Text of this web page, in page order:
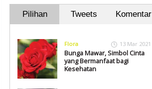
Pilihan Tweets Komentar
Flora 13 Mar 2021
Bunga Mawar, Simbol Cinta
yang Bermanfaat bagi
Kesehatan